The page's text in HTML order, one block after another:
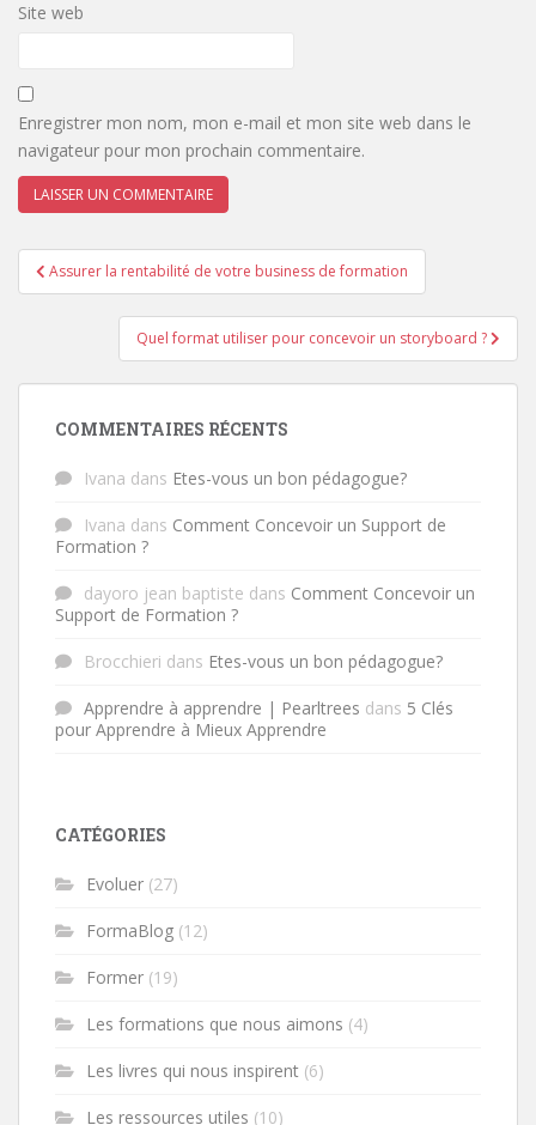
Site web
Enregistrer mon nom, mon e-mail et mon site web dans le
navigateur pour mon prochain commentaire.
Navigation de l’article
Assurer la rentabilité de votre business de formation
Quel format utiliser pour concevoir un storyboard ?
COMMENTAIRES RÉCENTS
Ivana dans Etes-vous un bon pédagogue?
Ivana dans Comment Concevoir un Support de
Formation ?
dayoro jean baptiste dans Comment Concevoir un
Support de Formation ?
Brocchieri dans Etes-vous un bon pédagogue?
Apprendre à apprendre | Pearltrees dans 5 Clés
pour Apprendre à Mieux Apprendre
CATÉGORIES
Evoluer (27)
FormaBlog (12)
Former (19)
Les formations que nous aimons (4)
Les livres qui nous inspirent (6)
Les ressources utiles (10)